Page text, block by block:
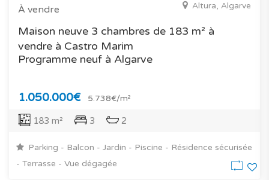
À vendre Altura, Algarve
Maison neuve 3 chambres de 183 m² à
vendre à Castro Marim
Programme neuf à Algarve
1.050.000€ 5.738€/m²
183 m² 3 2
Parking - Balcon - Jardin - Piscine - Résidence sécurisée
- Terrasse - Vue dégagée